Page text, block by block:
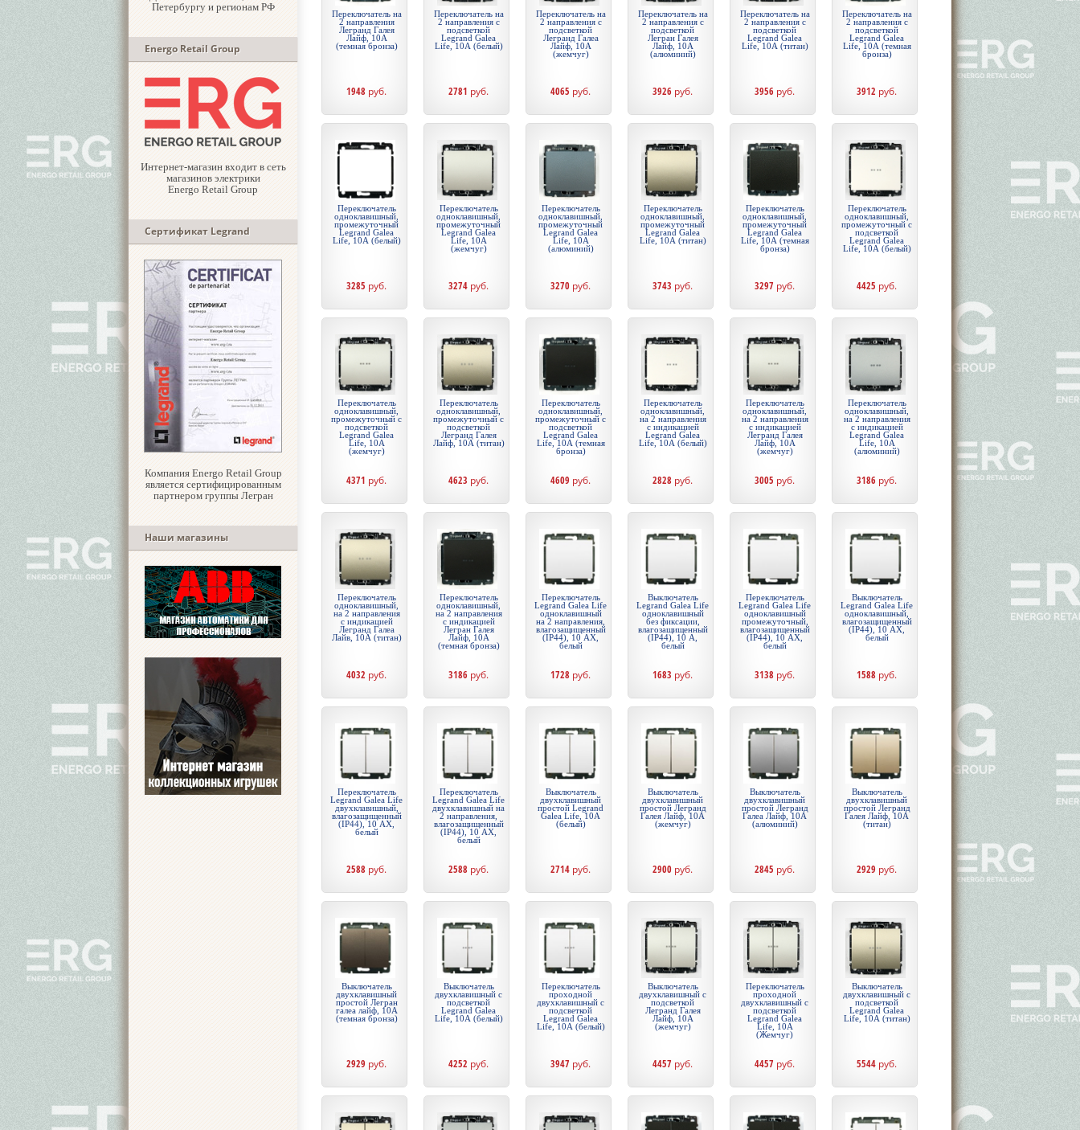
Петербургу и регионам РФ
Energo Retail Group
Интернет-магазин входит в сеть
магазинов электрики
Energo Retail Group
Сертификат Legrand
Компания Energo Retail Group
является сертифицированным
партнером группы Легран
Наши магазины
Переключатель на
2 направления
Легранд Галея
Лайф, 10А
(темная бронза)
1948 руб.
Переключатель на
2 направления с
подсветкой
Legrand Galea
Life, 10А (белый)
2781 руб.
Переключатель на
2 направления с
подсветкой
Легранд Галеа
Лайф, 10А
(жемчуг)
4065 руб.
Переключатель на
2 направления с
подсветкой
Легран Галея
Лайф, 10А
(алюминий)
3926 руб.
Переключатель на
2 направления с
подсветкой
Legrand Galea
Life, 10А (титан)
3956 руб.
Переключатель на
2 направления с
подсветкой
Legrand Galea
Life, 10А (темная
бронза)
3912 руб.
Переключатель
одноклавишный,
промежуточный
Legrand Galea
Life, 10А (белый)
3285 руб.
Переключатель
одноклавишный,
промежуточный
Legrand Galea
Life, 10А
(жемчуг)
3274 руб.
Переключатель
одноклавишный,
промежуточный
Legrand Galea
Life, 10А
(алюминий)
3270 руб.
Переключатель
одноклавишный,
промежуточный
Legrand Galea
Life, 10А (титан)
3743 руб.
Переключатель
одноклавишный,
промежуточный
Legrand Galea
Life, 10А (темная
бронза)
3297 руб.
Переключатель
одноклавишный,
промежуточный с
подсветкой
Legrand Galea
Life, 10А (белый)
4425 руб.
Переключатель
одноклавишный,
промежуточный с
подсветкой
Legrand Galea
Life, 10А
(жемчуг)
4371 руб.
Переключатель
одноклавишный,
промежуточный с
подсветкой
Легранд Галея
Лайф, 10А (титан)
4623 руб.
Переключатель
одноклавишный,
промежуточный с
подсветкой
Legrand Galea
Life, 10А (темная
бронза)
4609 руб.
Переключатель
одноклавишный,
на 2 направления
с индикацией
Legrand Galea
Life, 10А (белый)
2828 руб.
Переключатель
одноклавишный,
на 2 направления
с индикацией
Легранд Галея
Лайф, 10А
(жемчуг)
3005 руб.
Переключатель
одноклавишный,
на 2 направления
с индикацией
Legrand Galea
Life, 10А
(алюминий)
3186 руб.
Переключатель
одноклавишный,
на 2 направления
с индикацией
Легранд Галеа
Лайв, 10А (титан)
4032 руб.
Переключатель
одноклавишный,
на 2 направления
с индикацией
Легран Галея
Лайф, 10А
(темная бронза)
3186 руб.
Переключатель
Legrand Galea Life
одноклавишный
на 2 направления,
влагозащищенный
(IP44), 10 АХ,
белый
1728 руб.
Выключатель
Legrand Galea Life
одноклавишный
без фиксации,
влагозащищенный
(IP44), 10 А,
белый
1683 руб.
Переключатель
Legrand Galea Life
одноклавишный
промежуточный,
влагозащищенный
(IP44), 10 АХ,
белый
3138 руб.
Выключатель
Legrand Galea Life
одноклавишный,
влагозащищенный
(IP44), 10 АХ,
белый
1588 руб.
Переключатель
Legrand Galea Life
двухклавишный,
влагозащищенный
(IP44), 10 АХ,
белый
2588 руб.
Переключатель
Legrand Galea Life
двухклавишный на
2 направления,
влагозащищенный
(IP44), 10 АХ,
белый
2588 руб.
Выключатель
двухклавишный
простой Legrand
Galea Life, 10А
(белый)
2714 руб.
Выключатель
двухклавишный
простой Легранд
Галея Лайф, 10А
(жемчуг)
2900 руб.
Выключатель
двухклавишный
простой Легранд
Галеа Лайф, 10А
(алюминий)
2845 руб.
Выключатель
двухклавишный
простой Легранд
Галея Лайф, 10А
(титан)
2929 руб.
Выключатель
двухклавишный
простой Легран
галеа лайф, 10А
(темная бронза)
2929 руб.
Выключатель
двухклавишный с
подсветкой
Legrand Galea
Life, 10А (белый)
4252 руб.
Переключатель
проходной
двухклавишный с
подсветкой
Legrand Galea
Life, 10А (белый)
3947 руб.
Выключатель
двухклавишный с
подсветкой
Легранд Галея
Лайф, 10А
(жемчуг)
4457 руб.
Переключатель
проходной
двухклавишный с
подсветкой
Legrand Galea
Life, 10А
(Жемчуг)
4457 руб.
Выключатель
двухклавишный с
подсветкой
Legrand Galea
Life, 10А (титан)
5544 руб.